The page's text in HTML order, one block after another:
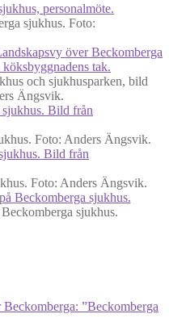
sjukhus. Foto:
och sjukhusparken, bild
Ängsvik.
Foto: Anders Ängsvik.
Foto: Anders Ängsvik.
sjukhus.
”Beckomberga